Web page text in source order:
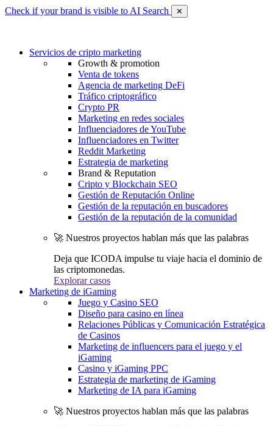
Check if your brand is visible to AI Search ✕
Servicios de cripto marketing
Growth & promotion
Venta de tokens
Agencia de marketing DeFi
Tráfico criptográfico
Crypto PR
Marketing en redes sociales
Influenciadores de YouTube
Influenciadores en Twitter
Reddit Marketing
Estrategia de marketing
Brand & Reputation
Cripto y Blockchain SEO
Gestión de Reputación Online
Gestión de la reputación en buscadores
Gestión de la reputación de la comunidad
🚀 Nuestros proyectos hablan más que las palabras
Deja que ICODA impulse tu viaje hacia el dominio de
las criptomonedas.
Explorar casos
Marketing de iGaming
Juego y Casino SEO
Diseño para casino en línea
Relaciones Públicas y Comunicación Estratégica
de Casinos
Marketing de influencers para el juego y el
iGaming
Casino y iGaming PPC
Estrategia de marketing de iGaming
Marketing de IA para iGaming
🚀 Nuestros proyectos hablan más que las palabras